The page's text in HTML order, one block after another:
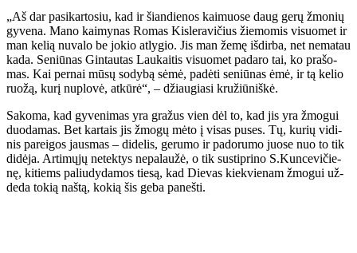
„Aš dar pa­si­kar­to­siu, kad ir šian­die­nos kai­muo­se daug ge­rų žmo­nių
gy­ve­na. Ma­no kai­my­nas Ro­mas Kis­le­ra­vi­čius žie­mo­mis vi­suo­met ir
man ke­lią nu­va­lo be jo­kio at­ly­gio. Jis man že­mę iš­dir­ba, net ne­ma­tau
ka­da. Se­niū­nas Gin­tau­tas Lau­kai­tis vi­suo­met pa­da­ro tai, ko pra­šo­
mas. Kai per­nai mū­sų so­dy­bą sė­mė, pa­dė­ti se­niū­nas ėmė, ir tą ke­lio
ruo­žą, ku­rį nu­plo­vė, at­kū­rė“, – džiau­gia­si kru­žiū­niš­kė.
Sa­ko­ma, kad gy­ve­ni­mas yra gra­žus vien dėl to, kad jis yra žmo­gui
duo­da­mas. Bet kar­tais jis žmo­gų mė­to į vi­sas pu­ses. Tų, ku­rių vi­di­
nis pa­rei­gos jaus­mas – di­de­lis, ge­ru­mo ir pa­do­ru­mo juo­se nuo to tik
di­dė­ja. Ar­ti­mų­jų ne­tek­tys ne­pa­lau­žė, o tik su­stip­ri­no S.Kun­ce­vi­čie­
nę, ki­tiems pa­liu­dy­da­mos tie­są, kad Die­vas kiek­vie­nam žmo­gui už­
de­da to­kią naš­tą, ko­kią šis ge­ba pa­neš­ti.